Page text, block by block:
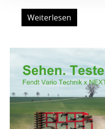
Weiterlesen